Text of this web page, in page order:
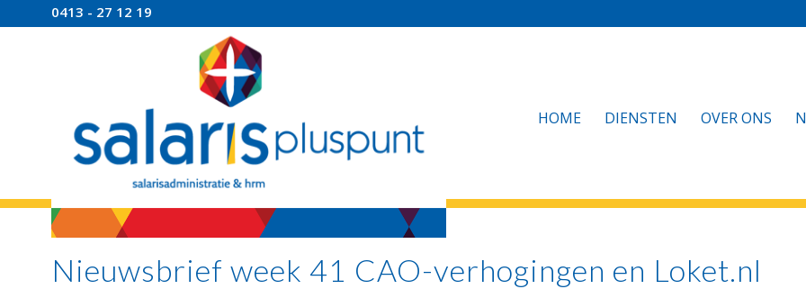
0413 - 27 12 19
HOME DIENSTEN OVER ONS
Nieuwsbrief week 41 CAO-verhogingen en Loket.nl